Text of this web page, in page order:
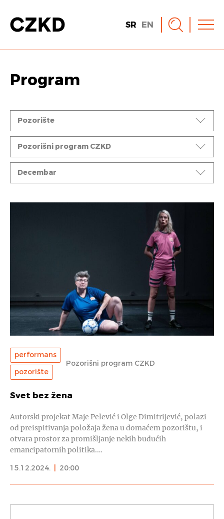
SR EN
Program
Događaji
Pozorište
Ciklusi
Pozorišni program CZKD
Mesec
Decembar
performans
pozorište
Pozorišni program CZKD
Svet bez žena
Autorski projekat Maje Pelević i Olge Dimitrijević, polazi
od preispitivanja položaja žena u domaćem pozorištu, i
otvara prostor za promišljanje nekih budućih
emancipatornih politika.…
15.12.2024.
20:00